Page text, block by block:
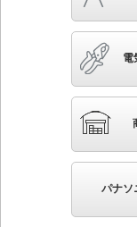
関連商品
730件
電
パナソ